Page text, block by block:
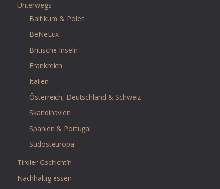
Unterwegs
Baltikum & Polen
BeNeLux
Britische Inseln
Frankreich
Italien
Österreich, Deutschland & Schweiz
Skandinavien
Spanien & Portugal
Südosteuropa
Tiroler Gschicht’n
Nachhaltig essen